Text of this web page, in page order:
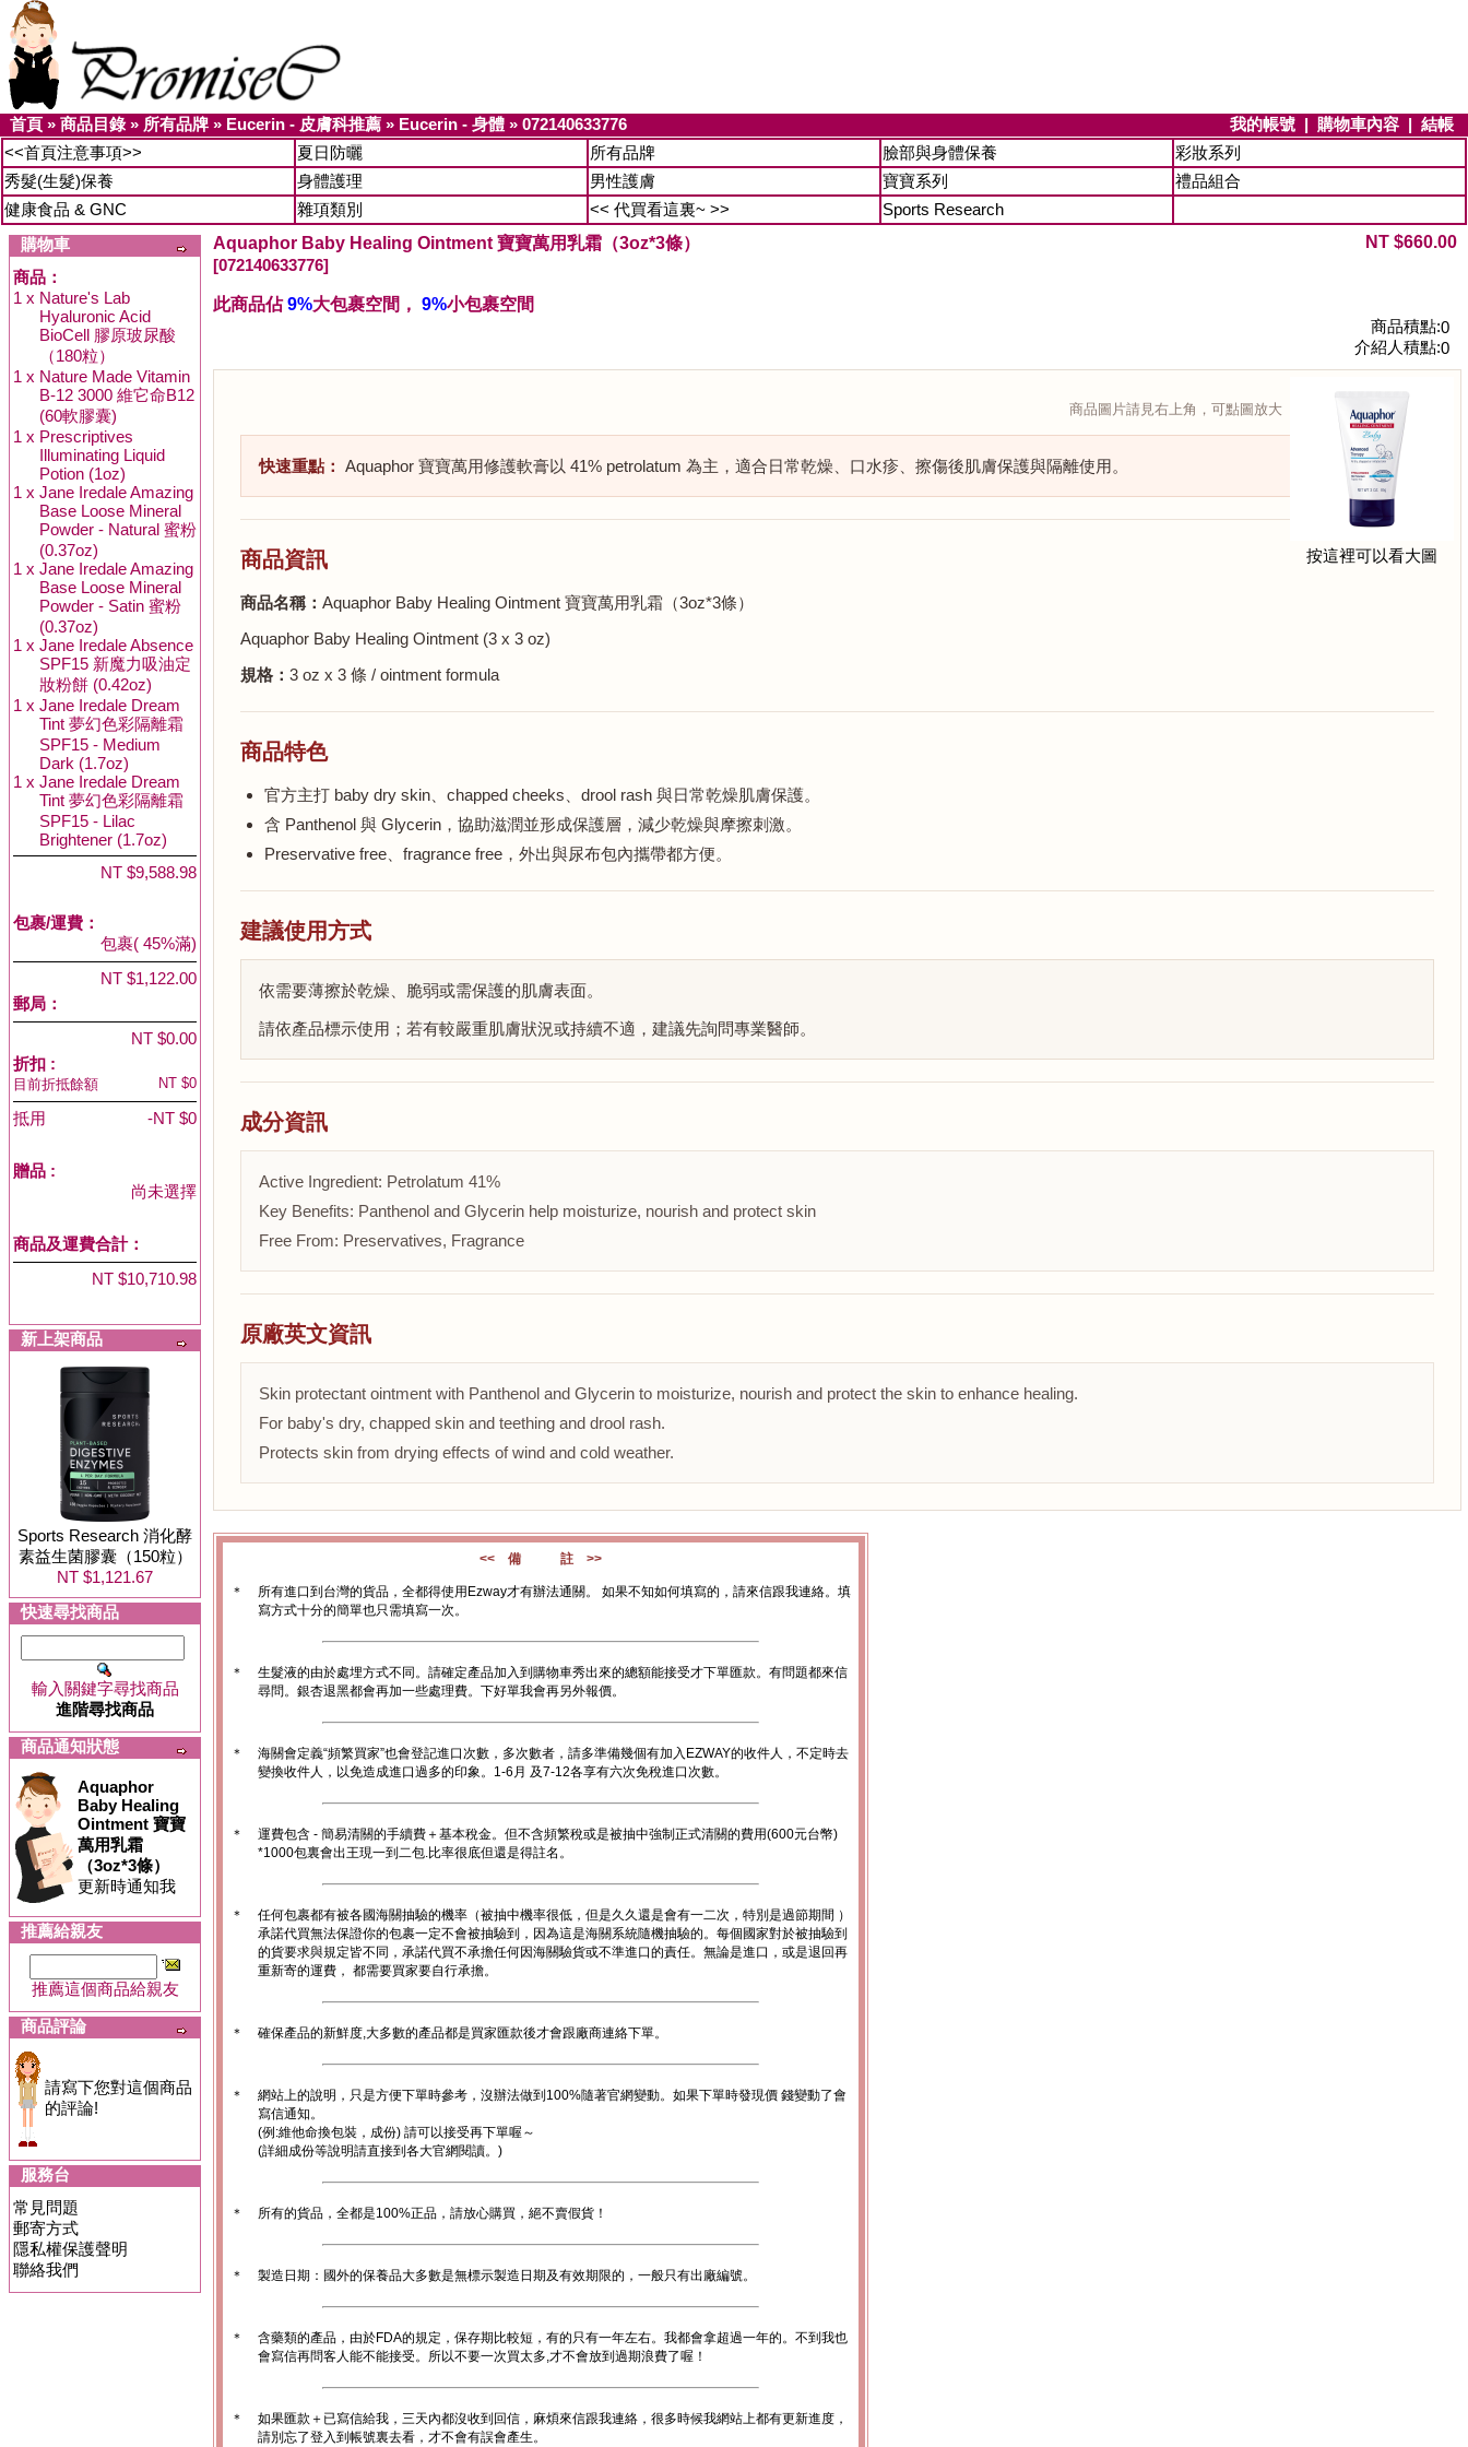
首頁 » 商品目錄» 所有品牌 » Eucerin - 皮膚科推薦 » Eucerin - 身體 » 072140633776 我的帳號 | 購物車內容 | 結帳
<<首頁注意事項>>
夏日防曬 所有品牌 臉部與身體保養
彩妝系列
秀髮(生髮)保養
身體護理 男性護膚 寶寶系列
禮品組合
健康食品 & GNC
雜項類別 << 代買看這裏~ >>
Sports Research
購物車
商品：
1 x Nature's Lab
Hyaluronic Acid
BioCell 膠原玻尿酸
（180粒）
1 x Nature Made Vitamin
B-12 3000 維它命B12
(60軟膠囊)
1 x Prescriptives
Illuminating Liquid
Potion (1oz)
1 x Jane Iredale Amazing
Base Loose Mineral
Powder - Natural 蜜粉
(0.37oz)
1 x Jane Iredale Amazing
Base Loose Mineral
Powder - Satin 蜜粉
(0.37oz)
1 x Jane Iredale Absence
SPF15 新魔力吸油定
妝粉餅 (0.42oz)
1 x Jane Iredale Dream
Tint 夢幻色彩隔離霜
SPF15 - Medium
Dark (1.7oz)
1 x Jane Iredale Dream
Tint 夢幻色彩隔離霜
SPF15 - Lilac
Brightener (1.7oz)
NT $9,588.98
包裹/運費：
包裹( 45%滿)
NT $1,122.00
郵局：
NT $0.00
折扣 :
目前折抵餘額 NT $0
抵用 -NT $0
贈品 :
尚未選擇
商品及運費合計：
NT $10,710.98
新上架商品
Sports Research 消化酵
素益生菌膠囊（150粒）
NT $1,121.67
快速尋找商品
輸入關鍵字尋找商品
進階尋找商品
商品通知狀態
Aquaphor
Baby Healing
Ointment 寶寶
萬用乳霜
（3oz*3條）
更新時通知我
推薦給親友
推薦這個商品給親友
商品評論
請寫下您對這個商品
的評論!
服務台
常見問題
郵寄方式
隱私權保護聲明
聯絡我們
Aquaphor Baby Healing Ointment 寶寶萬用乳霜（3oz*3條）
[072140633776]
NT $660.00
此商品佔9%大包裹空間， 9%小包裹空間
商品積點:0
介紹人積點:0
按這裡可以看大圖
商品圖片請見右上角，可點圖放大
快速重點： Aquaphor 寶寶萬用修護軟膏以 41% petrolatum 為主，適合日常乾燥、口水疹、擦傷後肌膚保護與隔離使用。
商品資訊
商品名稱： Aquaphor Baby Healing Ointment 寶寶萬用乳霜（3oz*3條）
Aquaphor Baby Healing Ointment (3 x 3 oz)
規格： 3 oz x 3 條 / ointment formula
商品特色
官方主打 baby dry skin、chapped cheeks、drool rash 與日常乾燥肌膚保護。
含 Panthenol 與 Glycerin，協助滋潤並形成保護層，減少乾燥與摩擦刺激。
Preservative free、fragrance free，外出與尿布包內攜帶都方便。
建議使用方式
依需要薄擦於乾燥、脆弱或需保護的肌膚表面。
請依產品標示使用；若有較嚴重肌膚狀況或持續不適，建議先詢問專業醫師。
成分資訊
Active Ingredient: Petrolatum 41%
Key Benefits: Panthenol and Glycerin help moisturize, nourish and protect skin
Free From: Preservatives, Fragrance
原廠英文資訊
Skin protectant ointment with Panthenol and Glycerin to moisturize, nourish and protect the skin to enhance healing.
For baby's dry, chapped skin and teething and drool rash.
Protects skin from drying effects of wind and cold weather.
<< 備 註 >>
＊
所有進口到台灣的貨品，全都得使用Ezway才有辦法通關。 如果不知如何填寫的，請來信跟我連絡。填
寫方式十分的簡單也只需填寫一次。
＊
生髮液的由於處埋方式不同。請確定產品加入到購物車秀出來的總額能接受才下單匯款。有問題都來信
尋問。銀杏退黑都會再加一些處理費。下好單我會再另外報價。
＊
海關會定義“頻繁買家”也會登記進口次數，多次數者，請多準備幾個有加入EZWAY的收件人，不定時去
變換收件人，以免造成進口過多的印象。1-6月 及7-12各享有六次免稅進口次數。
＊
運費包含 - 簡易清關的手續費＋基本稅金。但不含頻繁稅或是被抽中強制正式清關的費用(600元台幣)
*1000包裏會出王現一到二包.比率很底但還是得註名。
＊
任何包裹都有被各國海關抽驗的機率（被抽中機率很低，但是久久還是會有一二次，特別是過節期間 ）
承諾代買無法保證你的包裹一定不會被抽驗到，因為這是海關系統隨機抽驗的。每個國家對於被抽驗到
的貨要求與規定皆不同，承諾代買不承擔任何因海關驗貨或不準進口的責任。無論是進口，或是退回再
重新寄的運費， 都需要買家要自行承擔。
＊ 確保產品的新鮮度,大多數的產品都是買家匯款後才會跟廠商連絡下單。
＊
網站上的說明，只是方便下單時參考，沒辦法做到100%隨著官網變動。如果下單時發現價 錢變動了會
寫信通知。
(例:維他命換包裝，成份) 請可以接受再下單喔～
(詳細成份等說明請直接到各大官網閱讀。)
＊ 所有的貨品，全都是100%正品，請放心購買，絕不賣假貨！
＊ 製造日期：國外的保養品大多數是無標示製造日期及有效期限的，一般只有出廠編號。
＊
含藥類的產品，由於FDA的規定，保存期比較短，有的只有一年左右。我都會拿超過一年的。不到我也
會寫信再問客人能不能接受。所以不要一次買太多,才不會放到過期浪費了喔！
＊
如果匯款＋已寫信給我，三天內都沒收到回信，麻煩來信跟我連絡，很多時候我網站上都有更新進度，
請別忘了登入到帳號裏去看，才不會有誤會產生。